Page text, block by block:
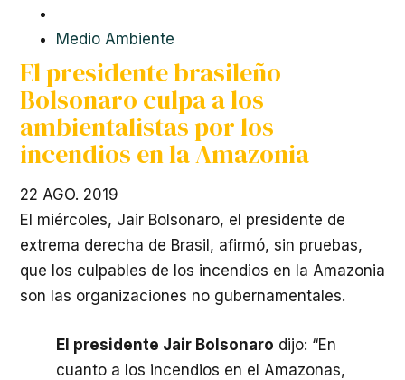
Medio Ambiente
El presidente brasileño
Bolsonaro culpa a los
ambientalistas por los
incendios en la Amazonia
22 AGO. 2019
El miércoles, Jair Bolsonaro, el presidente de
extrema derecha de Brasil, afirmó, sin pruebas,
que los culpables de los incendios en la Amazonia
son las organizaciones no gubernamentales.
El presidente Jair Bolsonaro dijo: “En
cuanto a los incendios en el Amazonas,